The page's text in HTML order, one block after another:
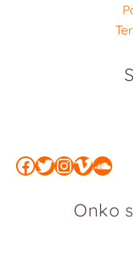
Facebook
Twitter
Instagram
Vimeo
Onko